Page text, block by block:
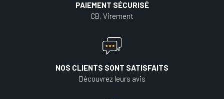
PAIEMENT SÉCURISÉ
CB, Virement
NOS CLIENTS SONT SATISFAITS
Découvrez leurs avis